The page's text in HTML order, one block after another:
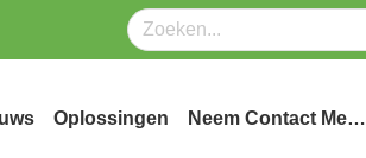
Oplossingen Neem Contact Met Ons Op